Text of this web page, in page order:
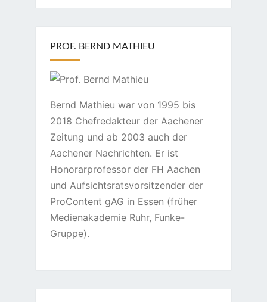
PROF. BERND MATHIEU
Bernd Mathieu war von 1995 bis
2018 Chefredakteur der Aachener
Zeitung und ab 2003 auch der
Aachener Nachrichten. Er ist
Honorarprofessor der FH Aachen
und Aufsichtsratsvorsitzender der
ProContent gAG in Essen (früher
Medienakademie Ruhr, Funke-
Gruppe).